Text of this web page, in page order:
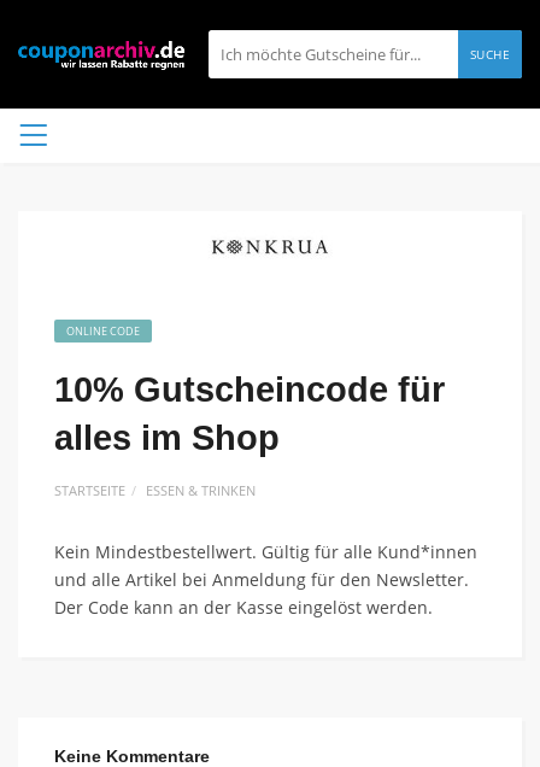
SUCHE
ONLINE CODE
10% Gutscheincode für
alles im Shop
STARTSEITE ESSEN & TRINKEN
Kein Mindestbestellwert. Gültig für alle Kund*innen
und alle Artikel bei Anmeldung für den Newsletter.
Der Code kann an der Kasse eingelöst werden.
Keine Kommentare